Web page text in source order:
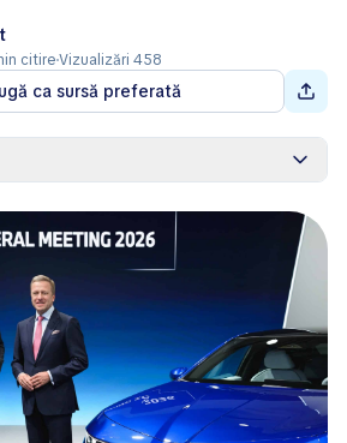
citireVizualizări 458
ca sursă preferată